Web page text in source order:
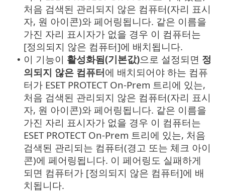
처음 검색된 관리되지 않은 컴퓨터(자리 표시
자, 원 아이콘)와 페어링됩니다. 같은 이름을
가진 자리 표시자가 없을 경우 이 컴퓨터는
[정의되지 않은 컴퓨터]에 배치됩니다.
• 이 기능이 활성화됨(기본값)으로 설정되면 정
의되지 않은 컴퓨터에 배치되어야 하는 컴퓨
터가 ESET PROTECT On-Prem 트리에 있는,
처음 검색된 관리되지 않은 컴퓨터(자리 표시
자, 원 아이콘)와 페어링됩니다. 같은 이름을
가진 자리 표시자가 없을 경우 이 컴퓨터는
ESET PROTECT On-Prem 트리에 있는, 처음
검색된 관리되는 컴퓨터(경고 또는 체크 아이
콘)에 페어링됩니다. 이 페어링도 실패하게
되면 컴퓨터가 [정의되지 않은 컴퓨터]에 배
치됩니다.